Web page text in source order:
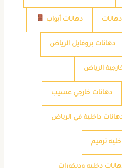
دهانات أبواب
دهانات بروفايل الرياض
الرياض
دهانات خارجي عسيب
داخلية في الرياض
ترميم